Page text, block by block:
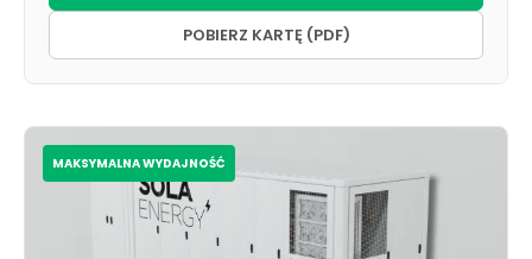
POBIERZ KARTĘ (PDF)
MAKSYMALNA WYDAJNOŚĆ